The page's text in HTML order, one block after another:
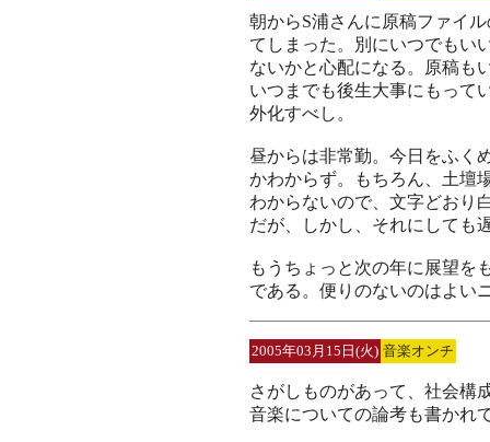
朝からS浦さんに原稿ファイ
てしまった。別にいつでもい
ないかと心配になる。原稿も
いつまでも後生大事にもって
外化すべし。
昼からは非常勤。今日をふく
かわからず。もちろん、土壇
わからないので、文字どおり
だが、しかし、それにしても
もうちょっと次の年に展望を
である。便りのないのはよい
2005年03月15日(火) 音楽オンチ
さがしものがあって、社会構
音楽についての論考も書かれ